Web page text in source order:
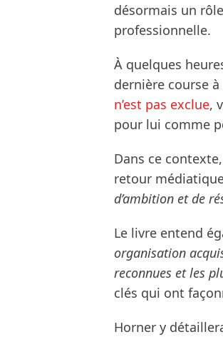
désormais un
professionnelle.
À quelques
dernière course
n’est pas exclue,
pour lui comme
Dans ce
retour
d’ambition et de
Le livre entend
organisation
reconnues et les
clés qui ont
Horner y